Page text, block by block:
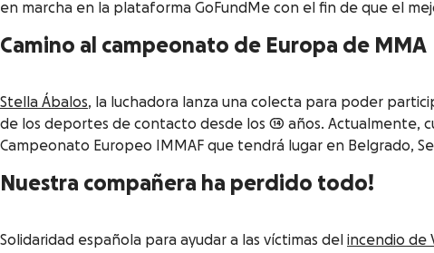
en marcha en la plataforma GoFundMe con el fin de que el
Camino al campeonato de Europa de MMA
Stella Ábalos, la luchadora lanza una colecta para poder
de los deportes de contacto desde los 14 años. Actualmente,
Campeonato Europeo IMMAF que tendrá lugar en Belgrado,
Nuestra compañera ha perdido todo!
Solidaridad española para ayudar a las víctimas del incendio de